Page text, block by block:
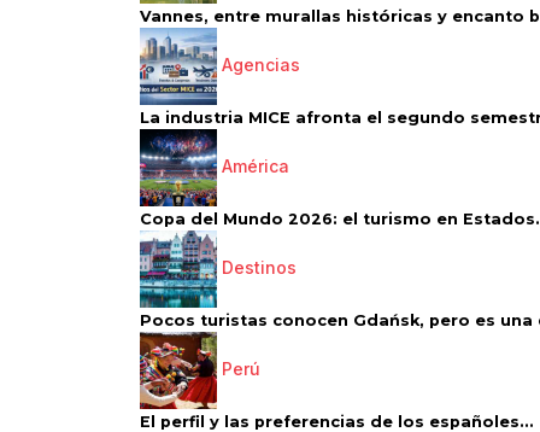
Vannes, entre murallas históricas y encanto
Agencias
La industria MICE afronta el segundo
América
Copa del Mundo 2026: el turismo en
Destinos
Pocos turistas conocen Gdańsk, pero es una
Perú
El perfil y las preferencias de los españoles...